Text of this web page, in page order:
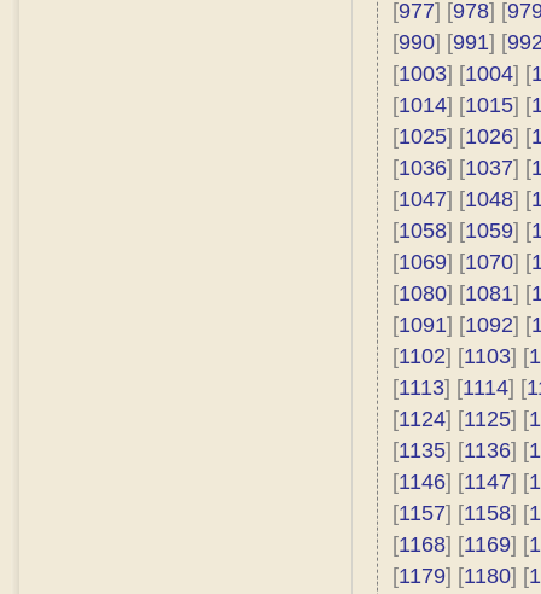
[977] [978] [
[990] [991] [
[1003] [1004] [
[1014] [1015] [
[1025] [1026] [
[1036] [1037] [
[1047] [1048] [
[1058] [1059] [
[1069] [1070] [
[1080] [1081] [
[1091] [1092] [
[1102] [1103] [
[1113] [1114] [
[1124] [1125] [
[1135] [1136] [
[1146] [1147] [
[1157] [1158] [
[1168] [1169] [
[1179] [1180] [